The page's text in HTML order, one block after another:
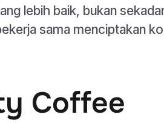
lebih baik, bukan
sama menciptakan
Coffee